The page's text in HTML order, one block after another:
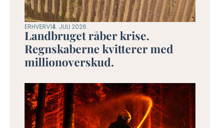
ERHVERV14. JULI 2026
Landbruget råber krise.
Regnskaberne kvitterer med
millionoverskud.